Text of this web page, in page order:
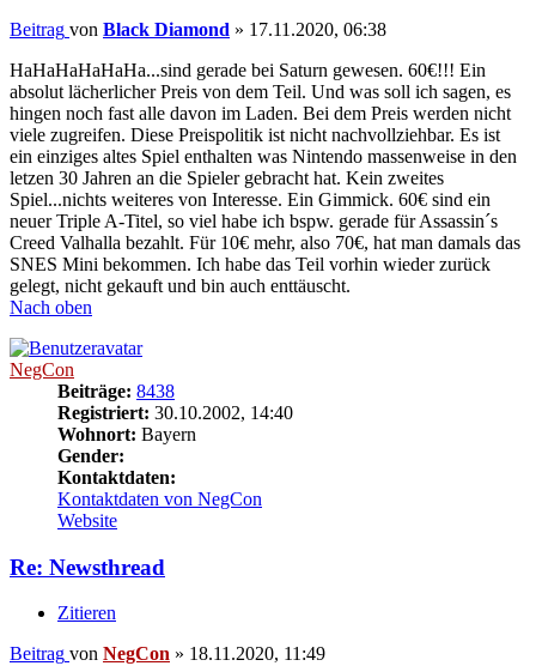
Beitrag von Black Diamond » 17.11.2020, 06:38
HaHaHaHaHaHa...sind gerade bei Saturn gewesen. 60€!!! Ein
absolut lächerlicher Preis von dem Teil. Und was soll ich sagen, es
hingen noch fast alle davon im Laden. Bei dem Preis werden nicht
viele zugreifen. Diese Preispolitik ist nicht nachvollziehbar. Es ist
ein einziges altes Spiel enthalten was Nintendo massenweise in den
letzen 30 Jahren an die Spieler gebracht hat. Kein zweites
Spiel...nichts weiteres von Interesse. Ein Gimmick. 60€ sind ein
neuer Triple A-Titel, so viel habe ich bspw. gerade für Assassin´s
Creed Valhalla bezahlt. Für 10€ mehr, also 70€, hat man damals das
SNES Mini bekommen. Ich habe das Teil vorhin wieder zurück
gelegt, nicht gekauft und bin auch enttäuscht.
Nach oben
NegCon
Beiträge: 8438
Registriert: 30.10.2002, 14:40
Wohnort: Bayern
Gender:
Kontaktdaten:
Kontaktdaten von NegCon
Website
Re: Newsthread
Zitieren
Beitrag von NegCon » 18.11.2020, 11:49